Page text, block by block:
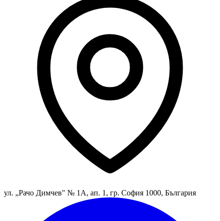
ул. „Рачо Димчев" № 1А, ап. 1, гр. София 1000, България